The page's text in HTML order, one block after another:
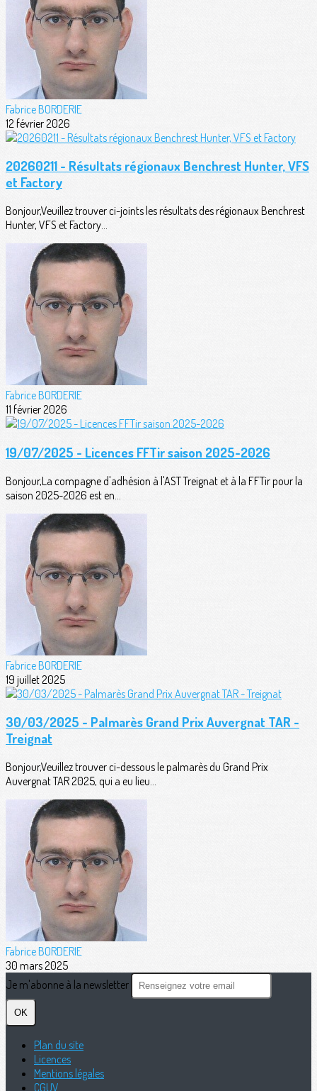
Fabrice BORDERIE
12 février 2026
20260211 - Résultats régionaux Benchrest Hunter, VFS
et Factory
Bonjour,Veuillez trouver ci-joints les résultats des régionaux Benchrest
Hunter, VFS et Factory...
Fabrice BORDERIE
11 février 2026
19/07/2025 - Licences FFTir saison 2025-2026
Bonjour,La compagne d'adhésion à l'AST Treignat et à la FFTir pour la
saison 2025-2026 est en...
Fabrice BORDERIE
19 juillet 2025
30/03/2025 - Palmarès Grand Prix Auvergnat TAR -
Treignat
Bonjour,Veuillez trouver ci-dessous le palmarès du Grand Prix
Auvergnat TAR 2025, qui a eu lieu...
Fabrice BORDERIE
30 mars 2025
Je m'abonne à la newsletter
OK
Plan du site
Licences
Mentions légales
CGUV